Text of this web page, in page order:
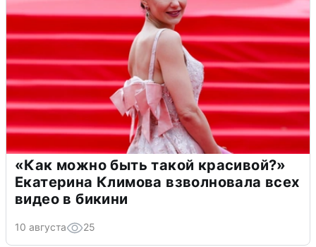
«Как можно быть такой красивой?»
Екатерина Климова взволновала всех
видео в бикини
10 августа 25